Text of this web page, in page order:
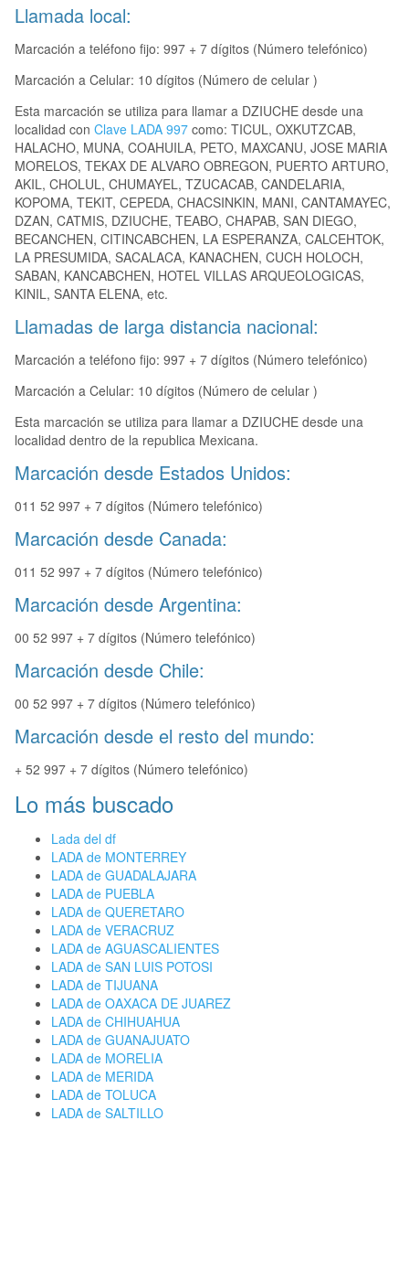
Llamada local:
Marcación a teléfono fijo: 997 + 7 dígitos (Número telefónico)
Marcación a Celular: 10 dígitos (Número de celular )
Esta marcación se utiliza para llamar a DZIUCHE desde una
localidad con Clave LADA 997 como: TICUL, OXKUTZCAB,
HALACHO, MUNA, COAHUILA, PETO, MAXCANU, JOSE MARIA
MORELOS, TEKAX DE ALVARO OBREGON, PUERTO ARTURO,
AKIL, CHOLUL, CHUMAYEL, TZUCACAB, CANDELARIA,
KOPOMA, TEKIT, CEPEDA, CHACSINKIN, MANI, CANTAMAYEC,
DZAN, CATMIS, DZIUCHE, TEABO, CHAPAB, SAN DIEGO,
BECANCHEN, CITINCABCHEN, LA ESPERANZA, CALCEHTOK,
LA PRESUMIDA, SACALACA, KANACHEN, CUCH HOLOCH,
SABAN, KANCABCHEN, HOTEL VILLAS ARQUEOLOGICAS,
KINIL, SANTA ELENA, etc.
Llamadas de larga distancia nacional:
Marcación a teléfono fijo: 997 + 7 dígitos (Número telefónico)
Marcación a Celular: 10 dígitos (Número de celular )
Esta marcación se utiliza para llamar a DZIUCHE desde una
localidad dentro de la republica Mexicana.
Marcación desde Estados Unidos:
011 52 997 + 7 dígitos (Número telefónico)
Marcación desde Canada:
011 52 997 + 7 dígitos (Número telefónico)
Marcación desde Argentina:
00 52 997 + 7 dígitos (Número telefónico)
Marcación desde Chile:
00 52 997 + 7 dígitos (Número telefónico)
Marcación desde el resto del mundo:
+ 52 997 + 7 dígitos (Número telefónico)
Lo más buscado
Lada del df
LADA de MONTERREY
LADA de GUADALAJARA
LADA de PUEBLA
LADA de QUERETARO
LADA de VERACRUZ
LADA de AGUASCALIENTES
LADA de SAN LUIS POTOSI
LADA de TIJUANA
LADA de OAXACA DE JUAREZ
LADA de CHIHUAHUA
LADA de GUANAJUATO
LADA de MORELIA
LADA de MERIDA
LADA de TOLUCA
LADA de SALTILLO